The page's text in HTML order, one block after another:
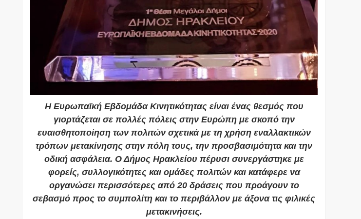
Η Ευρωπαϊκή Εβδομάδα Κινητικότητας είναι ένας θεσμός που
γιορτάζεται σε πολλές πόλεις στην Ευρώπη με σκοπό την
ευαισθητοποίηση των πολιτών σχετικά με τη χρήση εναλλακτικών
τρόπων μετακίνησης στην πόλη τους, την προσβασιμότητα και την
οδική ασφάλεια. Ο Δήμος Ηρακλείου πέρυσι συνεργάστηκε με
φορείς, συλλογικότητες και ομάδες πολιτών και κατάφερε να
οργανώσει περισσότερες από 20 δράσεις που προάγουν το
σεβασμό προς το συμπολίτη και το περιβάλλον με άξονα τις φιλικές
μετακινήσεις.